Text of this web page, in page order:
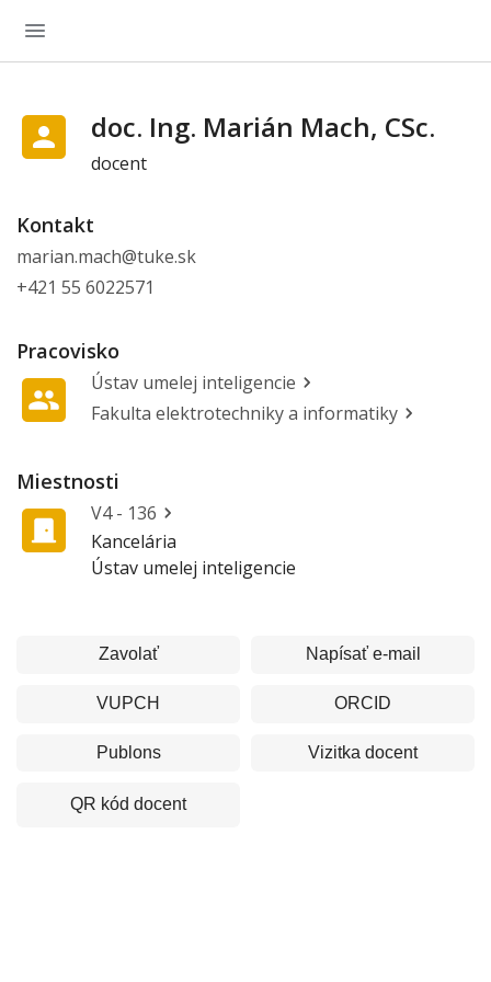
doc. Ing. Marián Mach, CSc.
docent
Kontakt
marian.mach@tuke.sk
+421 55 6022571
Pracovisko
Ústav umelej inteligencie
Fakulta elektrotechniky a informatiky
Miestnosti
V4 - 136
Kancelária
Ústav umelej inteligencie
Zavolať Napísať e-mail
VUPCH ORCID
Publons Vizitka docent
QR kód docent